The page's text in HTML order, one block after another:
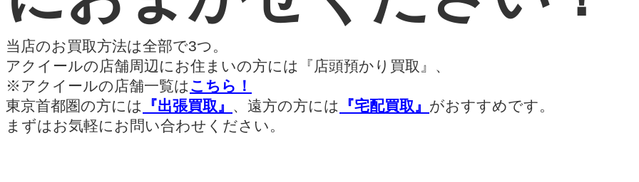
当店のお買取方法は全部で3つ。
アクイールの店舗周辺にお住まいの方には『店頭預かり買取』、
※アクイールの店舗一覧は こちら！
東京首都圏の方には
『出張買取』 、遠方の方には 『宅配買取』 がおすすめです。
まずはお気軽にお問い合わせください。